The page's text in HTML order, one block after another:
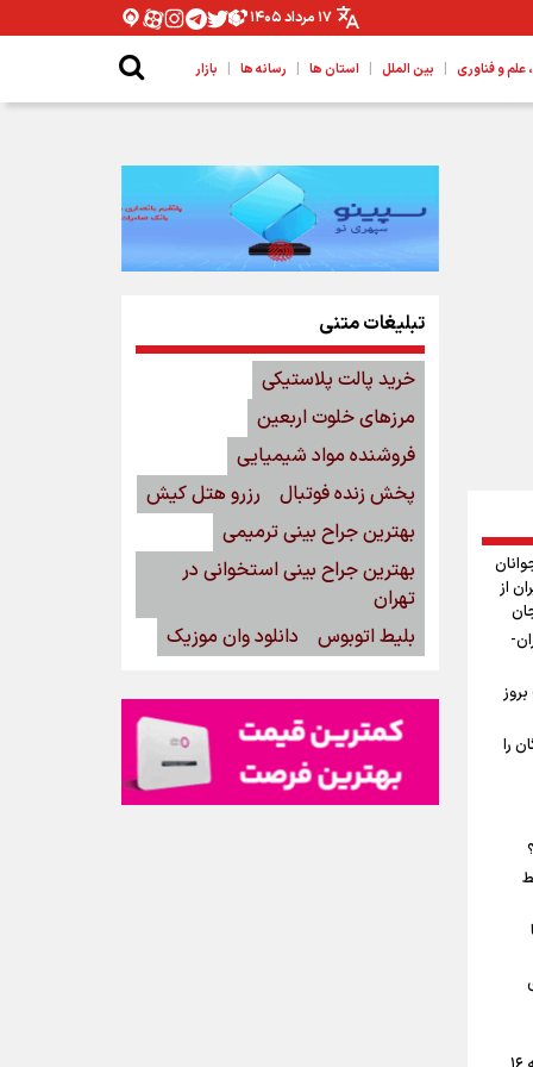
۱۷ مرداد ۱۴۰۵
و فناوری | بین الملل | استان ها | رسانه ها | بازار
از
را
تبلیغات متنی
خرید پالت پلاستیکی
مرزهای خلوت اربعین
فروشنده مواد شیمیایی
پخش زنده فوتبال
رزرو هتل کیش
بهترین جراح بینی ترمیمی
بهترین جراح بینی استخوانی در
تهران
بلیط اتوبوس
دانلود وان موزیک